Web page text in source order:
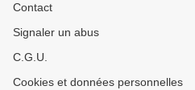
Contact
Signaler un abus
C.G.U.
Cookies et données personnelles